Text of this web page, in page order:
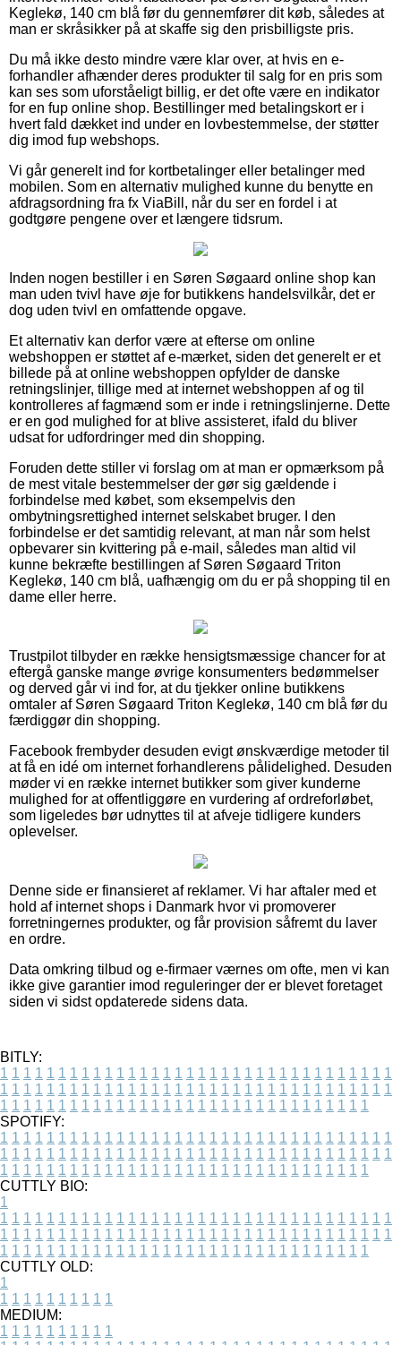
Keglekø, 140 cm blå før du gennemfører dit køb, således at
man er skråsikker på at skaffe sig den prisbilligste pris.
Du må ikke desto mindre være klar over, at hvis en e-
forhandler afhænder deres produkter til salg for en pris som
kan ses som uforståeligt billig, er det ofte være en indikator
for en fup online shop. Bestillinger med betalingskort er i
hvert fald dækket ind under en lovbestemmelse, der støtter
dig imod fup webshops.
Vi går generelt ind for kortbetalinger eller betalinger med
mobilen. Som en alternativ mulighed kunne du benytte en
afdragsordning fra fx ViaBill, når du ser en fordel i at
godtgøre pengene over et længere tidsrum.
Inden nogen bestiller i en Søren Søgaard online shop kan
man uden tvivl have øje for butikkens handelsvilkår, det er
dog uden tvivl en omfattende opgave.
Et alternativ kan derfor være at efterse om online
webshoppen er støttet af e-mærket, siden det generelt er et
billede på at online webshoppen opfylder de danske
retningslinjer, tillige med at internet webshoppen af og til
kontrolleres af fagmænd som er inde i retningslinjerne. Dette
er en god mulighed for at blive assisteret, ifald du bliver
udsat for udfordringer med din shopping.
Foruden dette stiller vi forslag om at man er opmærksom på
de mest vitale bestemmelser der gør sig gældende i
forbindelse med købet, som eksempelvis den
ombytningsrettighed internet selskabet bruger. I den
forbindelse er det samtidig relevant, at man når som helst
opbevarer sin kvittering på e-mail, således man altid vil
kunne bekræfte bestillingen af Søren Søgaard Triton
Keglekø, 140 cm blå, uafhængig om du er på shopping til en
dame eller herre.
Trustpilot tilbyder en række hensigtsmæssige chancer for at
eftergå ganske mange øvrige konsumenters bedømmelser
og derved går vi ind for, at du tjekker online butikkens
omtaler af Søren Søgaard Triton Keglekø, 140 cm blå før du
færdiggør din shopping.
Facebook frembyder desuden evigt ønskværdige metoder til
at få en idé om internet forhandlerens pålidelighed. Desuden
møder vi en række internet butikker som giver kunderne
mulighed for at offentliggøre en vurdering af ordreforløbet,
som ligeledes bør udnyttes til at afveje tidligere kunders
oplevelser.
Denne side er finansieret af reklamer. Vi har aftaler med et
hold af internet shops i Danmark hvor vi promoverer
forretningernes produkter, og får provision såfremt du laver
en ordre.
Data omkring tilbud og e-firmaer værnes om ofte, men vi kan
ikke give garantier imod reguleringer der er blevet foretaget
siden vi sidst opdaterede sidens data.
BITLY:
1 1 1 1 1 1 1 1 1 1 1 1 1 1 1 1 1 1 1 1 1 1 1 1 1 1 1 1 1 1 1 1 1 1
1 1 1 1 1 1 1 1 1 1 1 1 1 1 1 1 1 1 1 1 1 1 1 1 1 1 1 1 1 1 1 1 1 1
1 1 1 1 1 1 1 1 1 1 1 1 1 1 1 1 1 1 1 1 1 1 1 1 1 1 1 1 1 1 1 1
SPOTIFY:
1 1 1 1 1 1 1 1 1 1 1 1 1 1 1 1 1 1 1 1 1 1 1 1 1 1 1 1 1 1 1 1 1 1
1 1 1 1 1 1 1 1 1 1 1 1 1 1 1 1 1 1 1 1 1 1 1 1 1 1 1 1 1 1 1 1 1 1
1 1 1 1 1 1 1 1 1 1 1 1 1 1 1 1 1 1 1 1 1 1 1 1 1 1 1 1 1 1 1 1
CUTTLY BIO:
1
1 1 1 1 1 1 1 1 1 1 1 1 1 1 1 1 1 1 1 1 1 1 1 1 1 1 1 1 1 1 1 1 1 1
1 1 1 1 1 1 1 1 1 1 1 1 1 1 1 1 1 1 1 1 1 1 1 1 1 1 1 1 1 1 1 1 1 1
1 1 1 1 1 1 1 1 1 1 1 1 1 1 1 1 1 1 1 1 1 1 1 1 1 1 1 1 1 1 1 1
CUTTLY OLD:
1
1 1 1 1 1 1 1 1 1 1
MEDIUM:
1 1 1 1 1 1 1 1 1 1